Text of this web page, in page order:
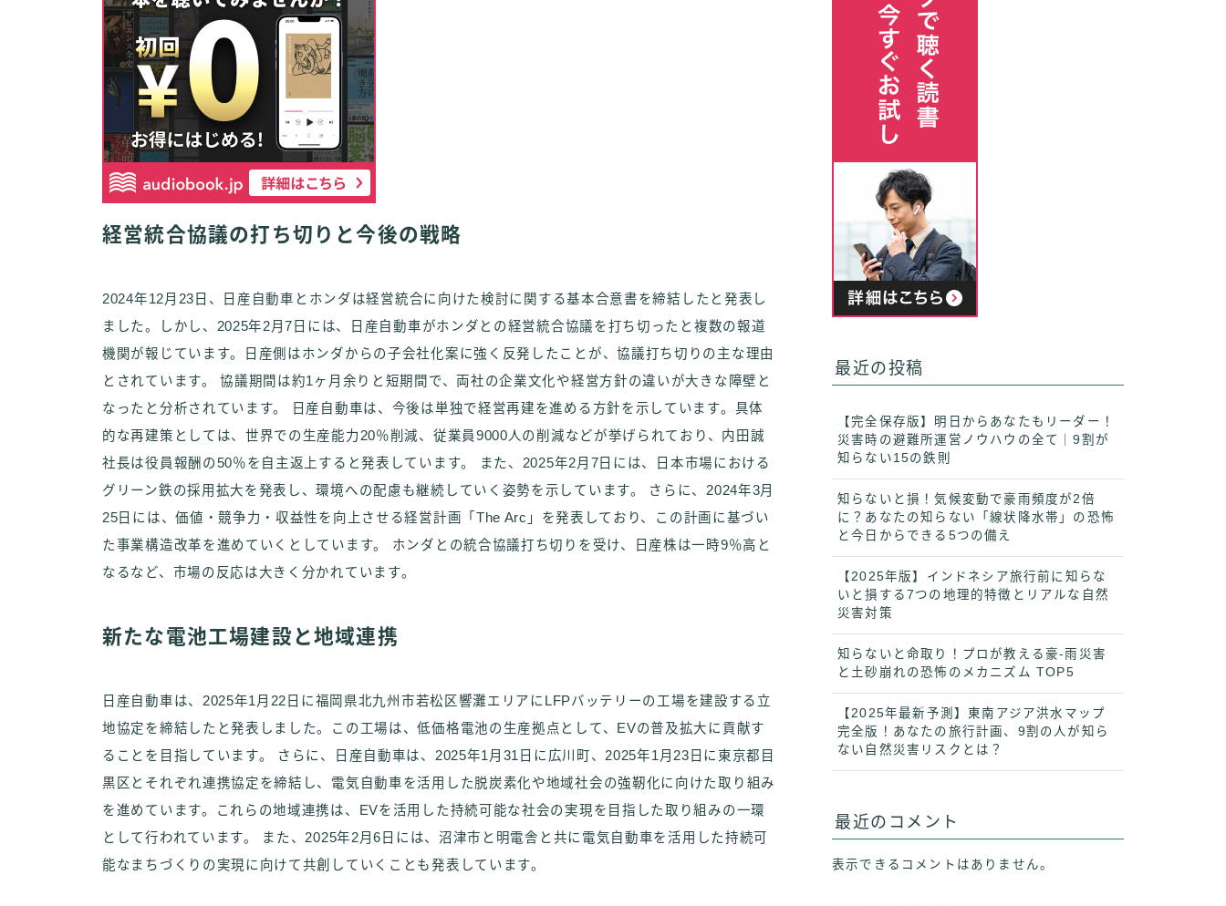
経営統合協議の打ち切りと今後の戦略
2024年12月23日、日産自動車とホンダは経営統合に向けた検討に関する基本合意書を締結したと発表し
ました。しかし、2025年2月7日には、日産自動車がホンダとの経営統合協議を打ち切ったと複数の報道
機関が報じています。日産側はホンダからの子会社化案に強く反発したことが、協議打ち切りの主な理由
とされています。 協議期間は約1ヶ月余りと短期間で、両社の企業文化や経営方針の違いが大きな障壁と
なったと分析されています。 日産自動車は、今後は単独で経営再建を進める方針を示しています。具体
的な再建策としては、世界での生産能力20％削減、従業員9000人の削減などが挙げられており、内田誠
社長は役員報酬の50％を自主返上すると発表しています。 また、2025年2月7日には、日本市場における
グリーン鉄の採用拡大を発表し、環境への配慮も継続していく姿勢を示しています。 さらに、2024年3月
25日には、価値・競争力・収益性を向上させる経営計画「The Arc」を発表しており、この計画に基づい
た事業構造改革を進めていくとしています。 ホンダとの統合協議打ち切りを受け、日産株は一時9％高と
なるなど、市場の反応は大きく分かれています。
新たな電池工場建設と地域連携
日産自動車は、2025年1月22日に福岡県北九州市若松区響灘エリアにLFPバッテリーの工場を建設する立
地協定を締結したと発表しました。この工場は、低価格電池の生産拠点として、EVの普及拡大に貢献す
ることを目指しています。 さらに、日産自動車は、2025年1月31日に広川町、2025年1月23日に東京都目
黒区とそれぞれ連携協定を締結し、電気自動車を活用した脱炭素化や地域社会の強靭化に向けた取り組み
を進めています。これらの地域連携は、EVを活用した持続可能な社会の実現を目指した取り組みの一環
として行われています。 また、2025年2月6日には、沼津市と明電舎と共に電気自動車を活用した持続可
能なまちづくりの実現に向けて共創していくことも発表しています。
最近の投稿
【完全保存版】明日からあなたもリーダー！
災害時の避難所運営ノウハウの全て｜9割が
知らない15の鉄則
知らないと損！気候変動で豪雨頻度が2倍
に？あなたの知らない「線状降水帯」の恐怖
と今日からできる5つの備え
【2025年版】インドネシア旅行前に知らな
いと損する7つの地理的特徴とリアルな自然
災害対策
知らないと命取り！プロが教える豪-雨災害
と土砂崩れの恐怖のメカニズム TOP5
【2025年最新予測】東南アジア洪水マップ
完全版！あなたの旅行計画、9割の人が知ら
ない自然災害リスクとは？
最近のコメント
表示できるコメントはありません。